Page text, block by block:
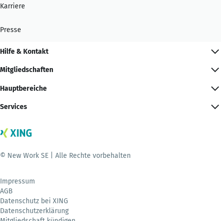
Karriere
Presse
Hilfe & Kontakt
Mitgliedschaften
Hauptbereiche
Services
© New Work SE | Alle Rechte vorbehalten
Impressum
AGB
Datenschutz bei XING
Datenschutzerklärung